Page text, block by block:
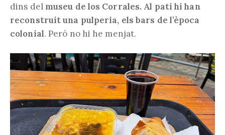
dins del museu de los Corrales. Al pati hi han
reconstruit una pulperia, els bars de l’època
colonial. Però no hi he menjat.